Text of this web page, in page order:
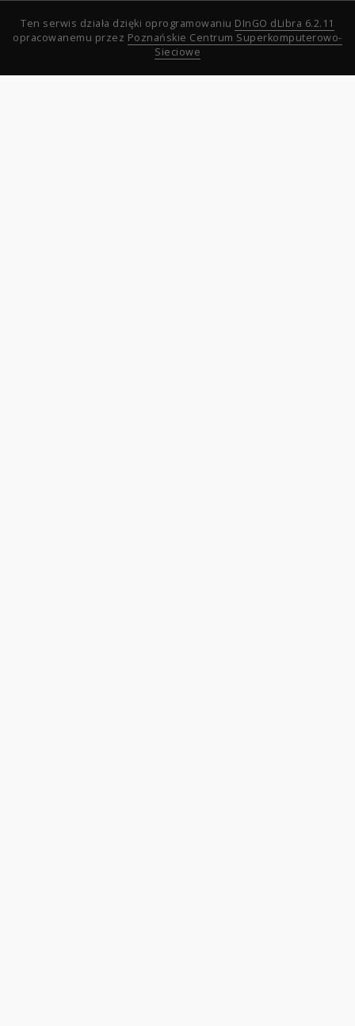
Ten serwis działa dzięki oprogramowaniu DInGO dLibra 6.2.11
opracowanemu przez Poznańskie Centrum Superkomputerowo-
Sieciowe